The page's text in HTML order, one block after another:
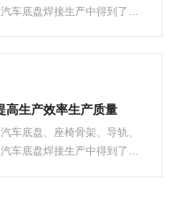
车底盘焊接生产中得到了广
高生产效率生产质量
车底盘、座椅骨架、导轨、
车底盘焊接生产中得到了广